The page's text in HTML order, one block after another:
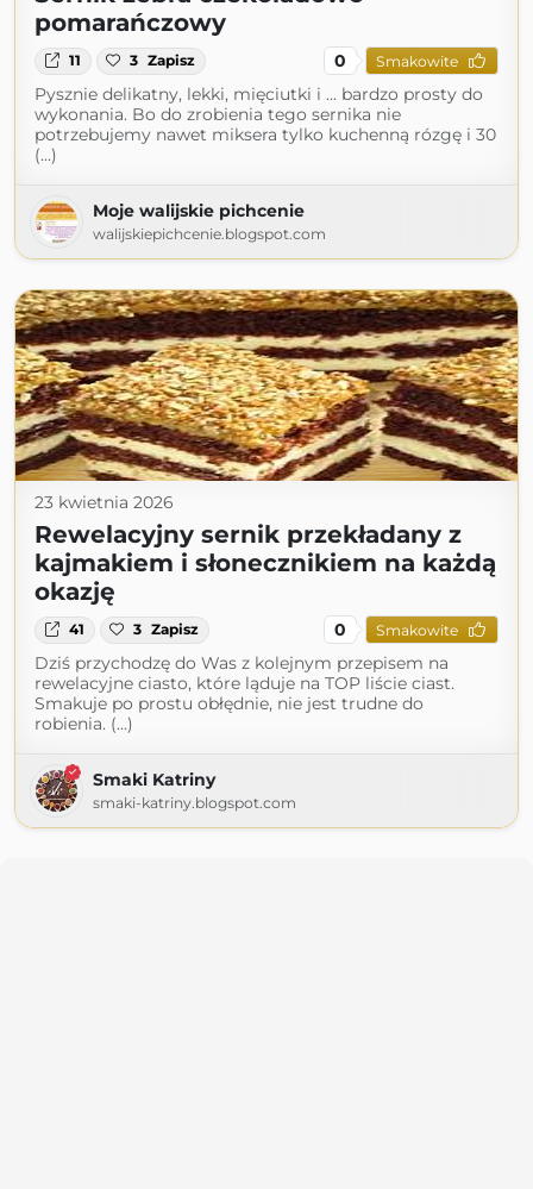
pomarańczowy
11 3 Zapisz 0 Smakowite
Pysznie delikatny, lekki, mięciutki i ... bardzo prosty do
wykonania. Bo do zrobienia tego sernika nie
potrzebujemy nawet miksera tylko kuchenną rózgę i 30
(...)
Moje walijskie pichcenie
walijskiepichcenie.blogspot.com
23 kwietnia 2026
Rewelacyjny sernik przekładany z
kajmakiem i słonecznikiem na każdą
okazję
41 3 Zapisz 0 Smakowite
Dziś przychodzę do Was z kolejnym przepisem na
rewelacyjne ciasto, które ląduje na TOP liście ciast.
Smakuje po prostu obłędnie, nie jest trudne do
robienia. (...)
Smaki Katriny
smaki-katriny.blogspot.com